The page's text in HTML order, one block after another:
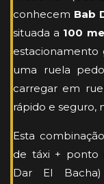
conhecem Bab
situada a 100
uma ruela
carregar em
rápido e seguro,
Esta
de táxi + ponto
Dar El